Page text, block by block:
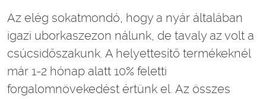
Az elég sokatmondó, hogy a nyár általában
igazi uborkaszezon nálunk, de tavaly az volt a
csúcsidőszakunk. A helyettesítő termékeknél
már 1-2 hónap alatt 10% feletti
forgalomnövekedést értünk el. Az összes